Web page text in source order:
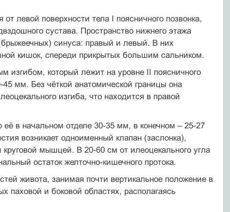
левой поверхности тела I поясничного позвонка,
сустава. Пространство нижнего этажа
синуса: правый и левый. В них
кишок, спереди прикрытых большим сальником.
изгибом, который лежит на уровне II поясничного
мм. Без чёткой анатомической границы она
изгиба, что находится в правой
в начальном отделе 30-35 мм, в конечном – 25-27
возникает одноименный клапан (заслонка),
мышцей. В 20-60 см от илеоцекального угла
остаток желточно-кишечного протока.
живота, занимая почти вертикальное положение в
и боковой областях, располагаясь